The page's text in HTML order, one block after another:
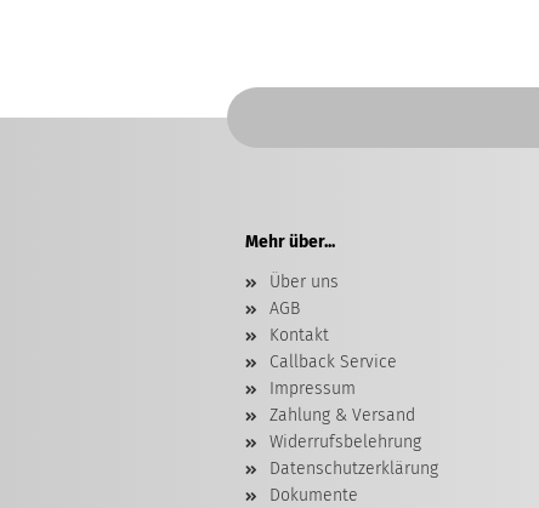
Mehr über...
Über uns
AGB
Kontakt
Callback Service
Impressum
Zahlung & Versand
Widerrufsbelehrung
Datenschutzerklärung
Dokumente